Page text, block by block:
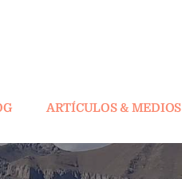
ARTÍCULOS & MEDIOS